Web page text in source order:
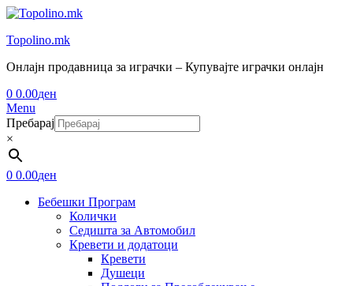
Topolino.mk
Онлајн продавница за играчки – Купувајте играчки онлајн
0 0.00ден
Menu
Пребарај
×
0 0.00ден
Бебешки Програм
Колички
Седишта за Автомобил
Кревети и додатоци
Кревети
Душеци